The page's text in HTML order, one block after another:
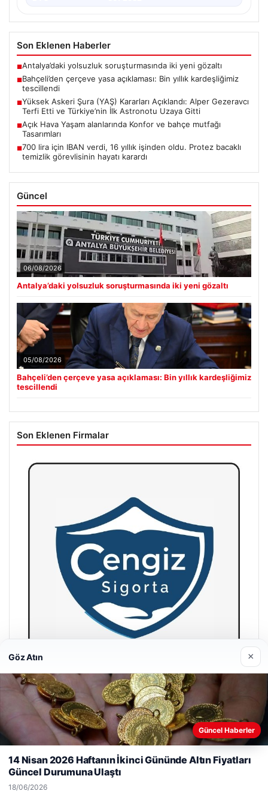
Son Eklenen Haberler
■Antalya’daki yolsuzluk soruşturmasında iki yeni gözaltı
■Bahçeli’den çerçeve yasa açıklaması: Bin yıllık kardeşliğimiz
tescillendi
■Yüksek Askeri Şura (YAŞ) Kararları Açıklandı: Alper Gezeravcı
Terfi Etti ve Türkiye’nin İlk Astronotu Uzaya Gitti
■Açık Hava Yaşam alanlarında Konfor ve bahçe mutfağı
Tasarımları
■700 lira için IBAN verdi, 16 yıllık işinden oldu. Protez bacaklı
temizlik görevlisinin hayatı karardı
Güncel
06/08/2026
Antalya’daki yolsuzluk soruşturmasında iki yeni gözaltı
05/08/2026
Bahçeli’den çerçeve yasa açıklaması: Bin yıllık kardeşliğimiz
tescillendi
Son Eklenen Firmalar
Hastaş Beton
26/05/2026
Web sitemizi nasıl kullandığınızı daha iyi anlayabilmek,
kullanıyoruz.Çerez Politikamız
Kabul Et
Göz Atın ×
Güncel Haberler
14 Nisan 2026 Haftanın İkinci Gününde Altın Fiyatları
Güncel Durumuna Ulaştı
18/06/2026